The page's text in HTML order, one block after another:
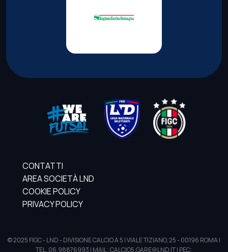
CONTATTI
AREA SOCIETÀ LND
COOKIE POLICY
PRIVACY POLICY
© 2025 FIGC - LND - DIVISIONE CALCIO A 5 | VIALE TIZIANO, 25 - 00196 ROMA |
TEL. 06.98876993 | MAIL: CALCIO5.GARE@LND.IT | PEC: